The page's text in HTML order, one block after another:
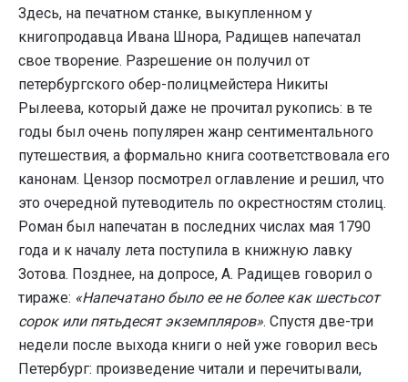
Здесь, на печатном станке, выкупленном у
книгопродавца Ивана Шнора, Радищев напечатал
свое творение. Разрешение он получил от
петербургского обер-полицмейстера Никиты
Рылеева, который даже не прочитал рукопись: в те
годы был очень популярен жанр сентиментального
путешествия, а формально книга соответствовала его
канонам. Цензор посмотрел оглавление и решил, что
это очередной путеводитель по окрестностям столиц.
Роман был напечатан в последних числах мая 1790
года и к началу лета поступила в книжную лавку
Зотова. Позднее, на допросе, А. Радищев говорил о
тираже: «Напечатано было ее не более как шестьсот
сорок или пятьдесят экземпляров». Спустя две-три
недели после выхода книги о ней уже говорил весь
Петербург: произведение читали и перечитывали,